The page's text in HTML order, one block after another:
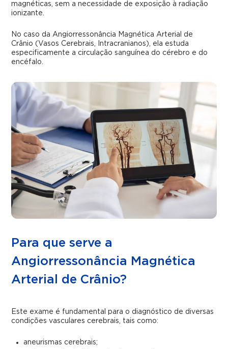
magnéticas, sem a necessidade de exposição à radiação
ionizante.
No caso da Angiorressonância Magnética Arterial de
Crânio (Vasos Cerebrais, Intracranianos), ela estuda
especificamente a circulação sanguínea do cérebro e do
encéfalo.
Para que serve a
Angiorressonância Magnética
Arterial de Crânio?
Este exame é fundamental para o diagnóstico de diversas
condições vasculares cerebrais, tais como:
aneurismas cerebrais;